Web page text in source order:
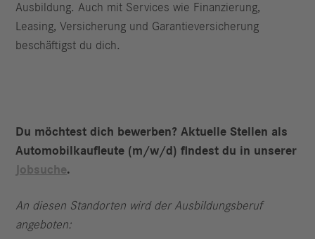
Ausbildung. Auch mit Services wie Finanzierung,
Leasing, Versicherung und Garantieversicherung
beschäftigst du dich.
Du möchtest dich bewerben? Aktuelle Stellen als
Automobilkaufleute (m/w/d) findest du in unserer
Jobsuche.
An diesen Standorten wird der Ausbildungsberuf
angeboten: